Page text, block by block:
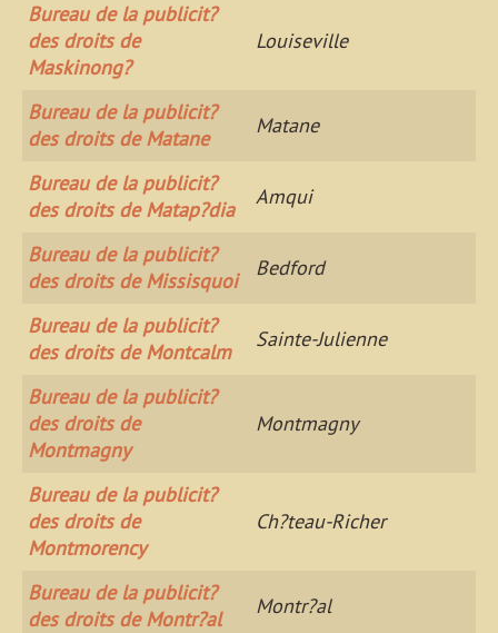
Bureau de la publicit?
des droits de
Maskinong?
Louiseville
Bureau de la publicit?
des droits de Matane
Matane
Bureau de la publicit?
des droits de Matap?dia
Amqui
Bureau de la publicit?
des droits de Missisquoi
Bedford
Bureau de la publicit?
des droits de Montcalm
Sainte-Julienne
Bureau de la publicit?
des droits de
Montmagny
Montmagny
Bureau de la publicit?
des droits de
Montmorency
Ch?teau-Richer
Bureau de la publicit?
des droits de Montr?al
Montr?al